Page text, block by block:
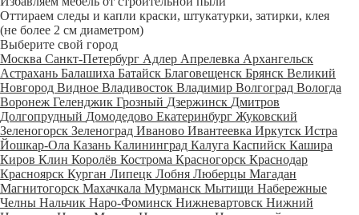
Оттираем следы и капли краски, штукатурки, затирки, клея
(не более 2 см диаметром)
Выберите свой город
Москва Санкт-Петербург Адлер Апрелевка Архангельск
Астрахань Балашиха Батайск Благовещенск Брянск Великий
Новгород Видное Владивосток Владимир Волгоград Вологда
Воронеж Геленджик Грозный Дзержинск Дмитров
Долгопрудный Домодедово Екатеринбург Жуковский
Зеленогорск Зеленоград Иваново Ивантеевка Иркутск Истра
Йошкар-Ола Казань Калининград Калуга Каспийск Кашира
Киров Клин Королёв Кострома Красногорск Краснодар
Красноярск Курган Липецк Лобня Люберцы Магадан
Магнитогорск Махачкала Мурманск Мытищи Набережные
Челны Нальчик Наро-Фоминск Нижневартовск Нижний